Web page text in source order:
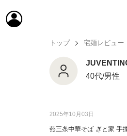
トップ 宅麺レビュー
40代/男性
2025年10月03日
燕三条中華そば ぎと家 手